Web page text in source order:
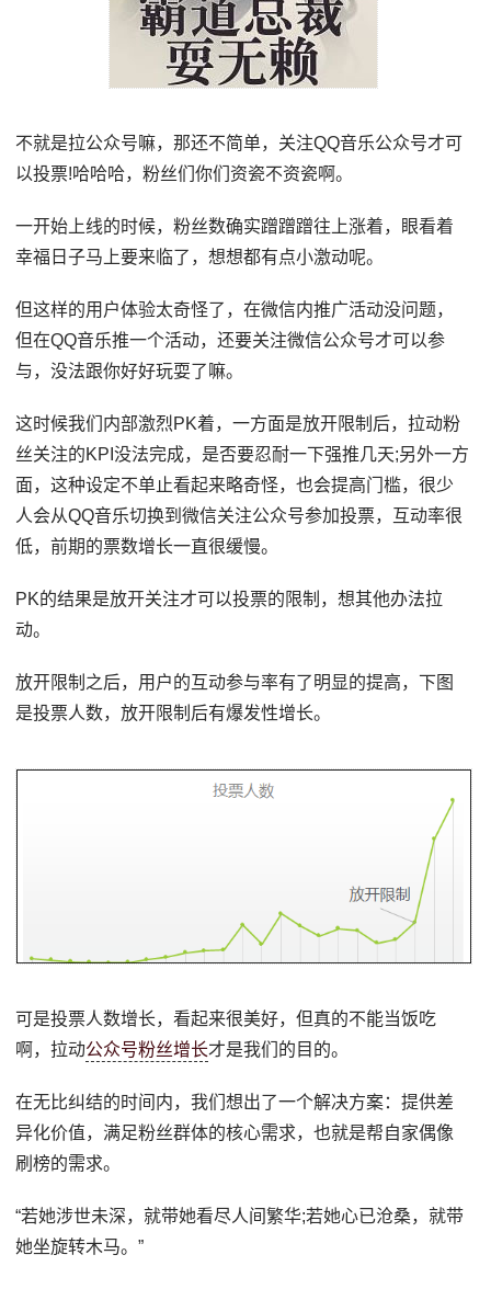
不就是拉公众号嘛，那还不简单，关注QQ音乐公众号才可
以投票!哈哈哈，粉丝们你们资瓷不资瓷啊。
一开始上线的时候，粉丝数确实蹭蹭蹭往上涨着，眼看着
幸福日子马上要来临了，想想都有点小激动呢。
但这样的用户体验太奇怪了，在微信内推广活动没问题，
但在QQ音乐推一个活动，还要关注微信公众号才可以参
与，没法跟你好好玩耍了嘛。
这时候我们内部激烈PK着，一方面是放开限制后，拉动粉
丝关注的KPI没法完成，是否要忍耐一下强推几天;另外一方
面，这种设定不单止看起来略奇怪，也会提高门槛，很少
人会从QQ音乐切换到微信关注公众号参加投票，互动率很
低，前期的票数增长一直很缓慢。
PK的结果是放开关注才可以投票的限制，想其他办法拉
动。
放开限制之后，用户的互动参与率有了明显的提高，下图
是投票人数，放开限制后有爆发性增长。
可是投票人数增长，看起来很美好，但真的不能当饭吃
啊，拉动公众号粉丝增长才是我们的目的。
在无比纠结的时间内，我们想出了一个解决方案：提供差
异化价值，满足粉丝群体的核心需求，也就是帮自家偶像
刷榜的需求。
“若她涉世未深，就带她看尽人间繁华;若她心已沧桑，就带
她坐旋转木马。”